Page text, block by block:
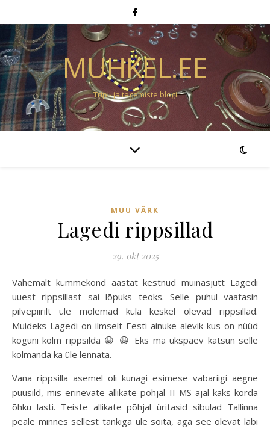
MUHKEL.EE
Tripi- ja tegemiste blogi
MUU VÄRK
Lagedi rippsillad
29. okt 2025
Vähemalt kümmekond aastat kestnud muinasjutt Lagedi
uuest rippsillast sai lõpuks teoks. Selle puhul vaatasin
pilvepiirilt üle mõlemad küla keskel olevad rippsillad.
Muideks Lagedi on ilmselt Eesti ainuke alevik kus on nüüd
koguni kolm rippsilda 😀 😀 Eks ma ükspäev katsun selle
kolmanda ka üle lennata.
Vana rippsilla asemel oli kunagi esimese vabariigi aegne
puusild, mis erinevate allikate põhjal II MS ajal kaks korda
õhku lasti. Teiste allikate põhjal üritasid sibulad Tallinna
peale minnes sellest tankiga üle sõita, aga see olevat läbi